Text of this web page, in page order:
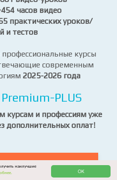
OK
наилучшие
8 модульных курсов-
видео-уроков
практических уроков/
и тестов
курсы
современным
2025-2026 года
PLUS
дополнительных оплат!